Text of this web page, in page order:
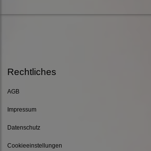
Rechtliches
AGB
Impressum
Datenschutz
Cookieeinstellungen